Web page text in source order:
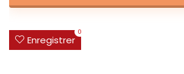
Enregistrer
0